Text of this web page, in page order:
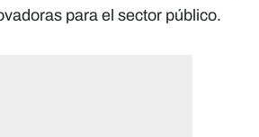
para el sector público.